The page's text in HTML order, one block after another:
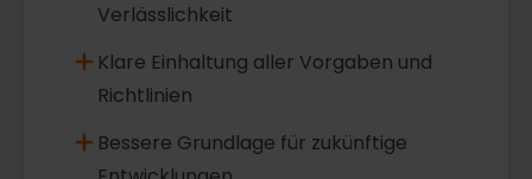
Verlässlichkeit
Klare Einhaltung aller Vorgaben und
Richtlinien
Bessere Grundlage für zukünftige